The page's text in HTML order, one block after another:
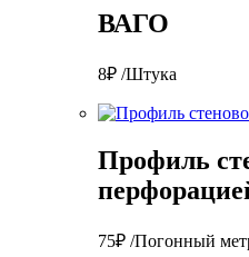
ВАГО
8₽ /Штука
Профиль
75₽ /Погонный